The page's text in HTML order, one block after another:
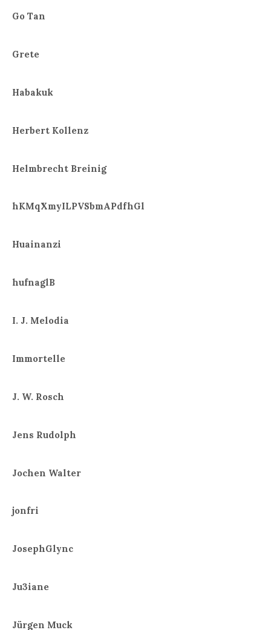
Go Tan
Grete
Habakuk
Herbert Kollenz
Helmbrecht Breinig
hKMqXmyILPVSbmAPdfhGl
Huainanzi
hufnaglB
I. J. Melodia
Immortelle
J. W. Rosch
Jens Rudolph
Jochen Walter
jonfri
JosephGlync
Ju3iane
Jürgen Muck